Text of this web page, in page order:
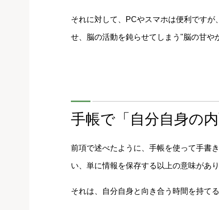
それに対して、PCやスマホは便利です
せ、脳の活動を鈍らせてしまう"脳の甘や
手帳で「自分自身の
前項で述べたように、手帳を使って手書
い、単に情報を保存する以上の意味があ
それは、自分自身と向き合う時間を持て